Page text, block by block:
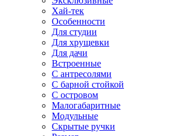
Хай-тек
Особенности
Для студии
Для хрущевки
Для дачи
Встроенные
С антресолями
С барной стойкой
С островом
Малогабаритные
Модульные
Скрытые ручки